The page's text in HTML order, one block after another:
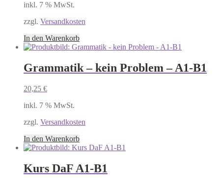
inkl. 7 % MwSt.
zzgl. Versandkosten
In den Warenkorb
Grammatik – kein Problem – A1-B1
20,25 €
inkl. 7 % MwSt.
zzgl. Versandkosten
In den Warenkorb
Kurs DaF A1-B1